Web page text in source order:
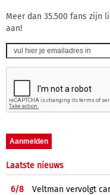
Meer dan 35.500 fans zijn
aan!
Laatste nieuws
6/8
Veltman vervolgt